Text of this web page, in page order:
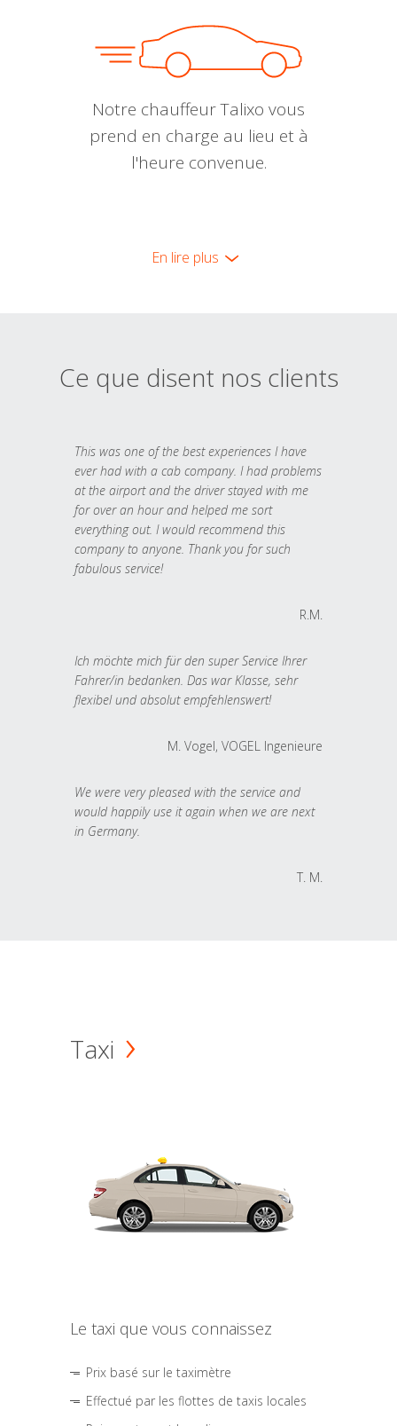
Notre chauffeur Talixo vous
prend en charge au lieu et à
l'heure convenue.
En lire plus
Ce que disent nos clients
This was one of the best experiences I have
ever had with a cab company. I had problems
at the airport and the driver stayed with me
for over an hour and helped me sort
everything out. I would recommend this
company to anyone. Thank you for such
fabulous service!
R.M.
Ich möchte mich für den super Service Ihrer
Fahrer/in bedanken. Das war Klasse, sehr
flexibel und absolut empfehlenswert!
M. Vogel, VOGEL Ingenieure
We were very pleased with the service and
would happily use it again when we are next
in Germany.
T. M.
Taxi
Le taxi que vous connaissez
Prix basé sur le taximètre
Effectué par les flottes de taxis locales